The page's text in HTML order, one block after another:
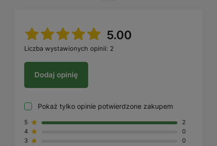
5.00
Liczba wystawionych opinii: 2
Dodaj opinię
Pokaż tylko opinie potwierdzone zakupem
5
2
4
0
3
0